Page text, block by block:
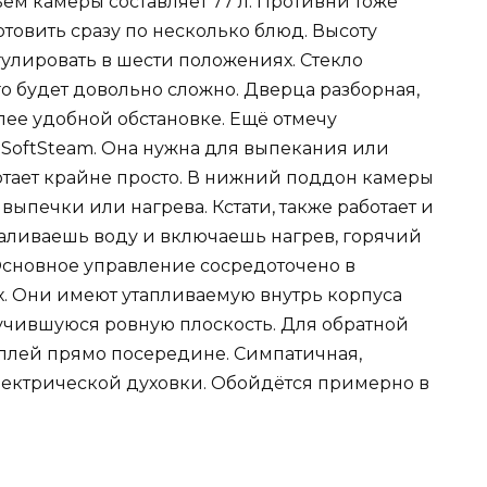
сразу по несколько блюд. Высоту
в шести положениях. Стекло
будет довольно сложно. Дверца разборная,
удобной обстановке. Ещё отмечу
Она нужна для выпекания или
крайне просто. В нижний поддон камеры
или нагрева. Кстати, также работает и
воду и включаешь нагрев, горячий
управление сосредоточено в
Они имеют утапливаемую внутрь корпуса
ровную плоскость. Для обратной
прямо посередине. Симпатичная,
духовки. Обойдётся примерно в